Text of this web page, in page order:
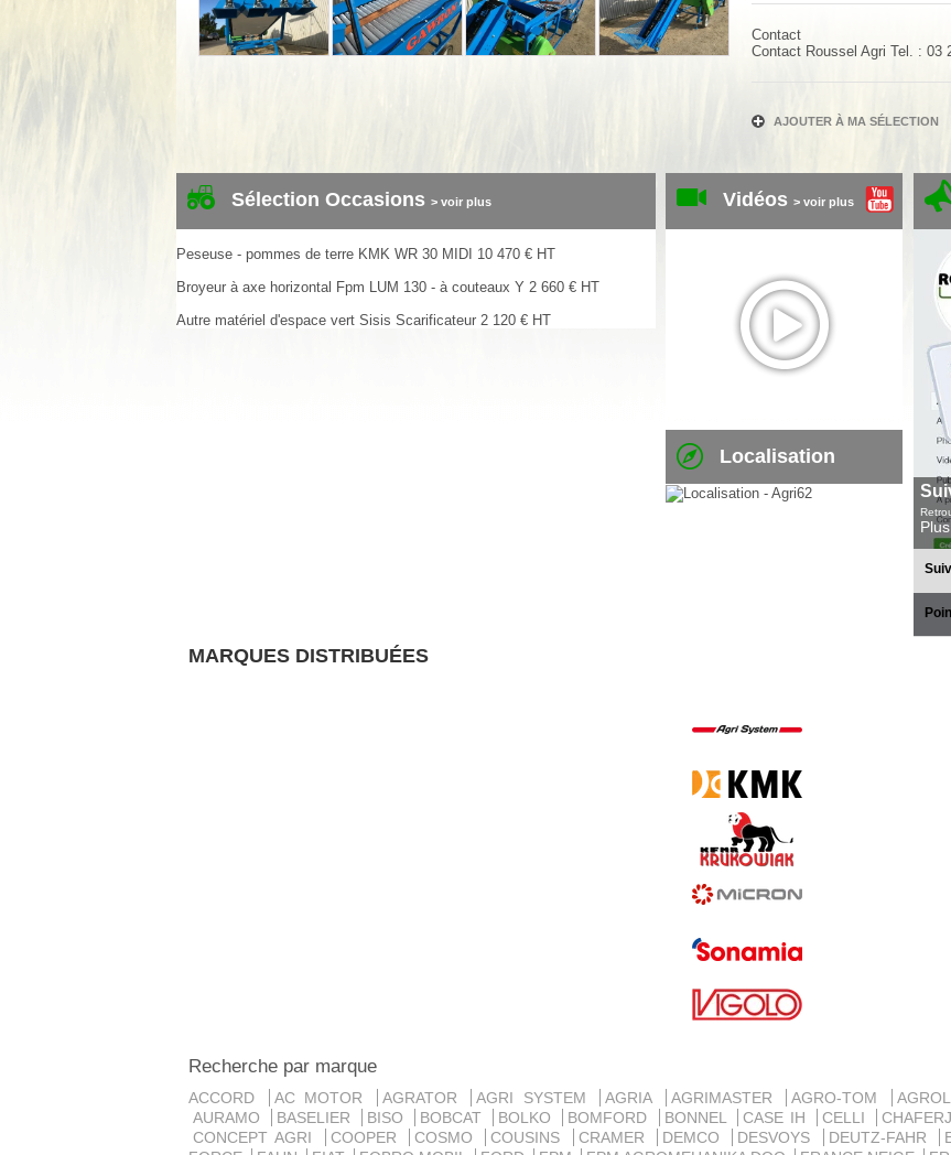
AJOUTER À MA SÉLECTION
Contact
Contact Roussel Agri Tel. : 03
Sélection Occasions > voir plus
Peseuse - pommes de terre KMK WR 30 MIDI 10 470 € HT
Broyeur à axe horizontal Fpm LUM 130 - à couteaux Y 2 660 € HT
Autre matériel d'espace vert Sisis Scarificateur 2 120 € HT
Vidéos > voir plus
Localisation
MARQUES DISTRIBUÉES
Recherche par marque
ACCORD AC MOTOR AGRATOR AGRI SYSTEM AGRIA AGRIMASTER AGRO-TOM
AURAMO
BASELIER BISO BOBCAT BOLKO BOMFORD BONNEL CASE IH CELLI
CONCEPT AGRI
COOPER COSMO COUSINS CRAMER DEMCO DESVOYS DEUTZ-FAHR